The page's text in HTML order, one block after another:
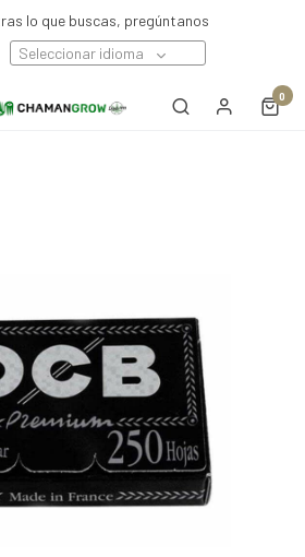
lo que buscas, pregúntanos
Seleccionar idioma
0